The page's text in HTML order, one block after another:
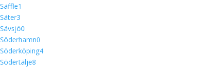
Säffle1
Säter3
Sävsjö0
Söderhamn0
Söderköping4
Södertälje8